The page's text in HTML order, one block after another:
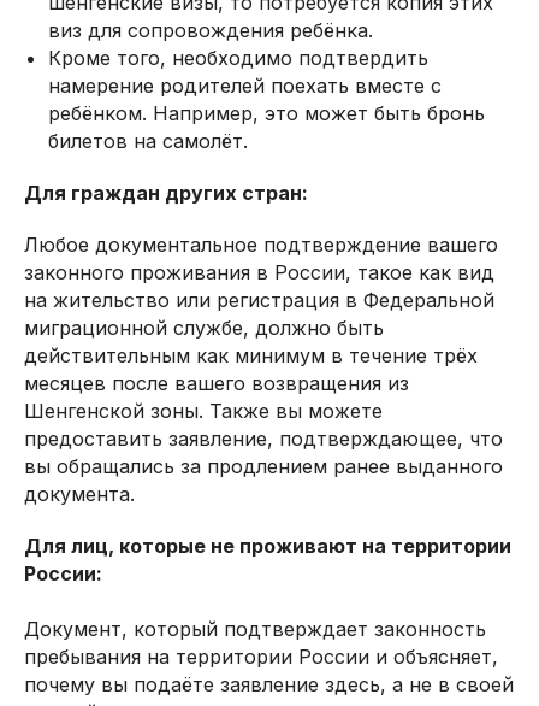
виз для сопровождения ребёнка.
Кроме того, необходимо подтвердить
намерение родителей поехать вместе с
ребёнком. Например, это может быть бронь
билетов на самолёт.
Для граждан других стран:
Любое документальное подтверждение вашего
законного проживания в России, такое как вид
на жительство или регистрация в Федеральной
миграционной службе, должно быть
действительным как минимум в течение трёх
месяцев после вашего возвращения из
Шенгенской зоны. Также вы можете
предоставить заявление, подтверждающее, что
вы обращались за продлением ранее выданного
документа.
Для лиц, которые не проживают на территории
России:
Документ, который подтверждает законность
пребывания на территории России и объясняет,
почему вы подаёте заявление здесь, а не в своей